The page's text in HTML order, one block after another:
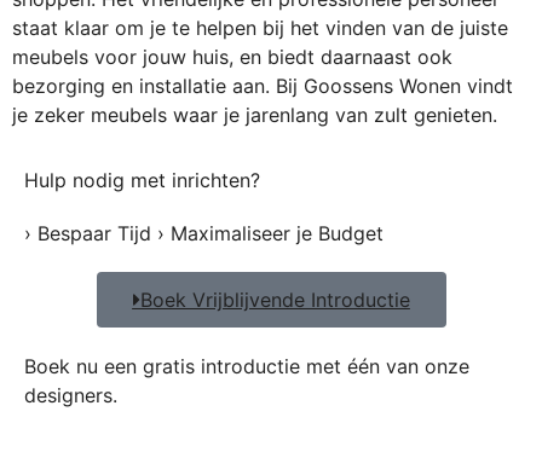
staat klaar om je te helpen bij het vinden van de juiste
meubels voor jouw huis, en biedt daarnaast ook
bezorging en installatie aan. Bij Goossens Wonen vindt
je zeker meubels waar je jarenlang van zult genieten.
Hulp nodig met inrichten?
› Bespaar Tijd › Maximaliseer je Budget
Boek Vrijblijvende Introductie
Boek nu een gratis introductie met één van onze
designers.